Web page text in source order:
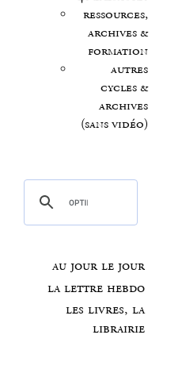
ressources,
archives &
formation
autres
cycles &
archives
(sans vidéo)
au jour le jour
la lettre hebdo
les livres, la
librairie